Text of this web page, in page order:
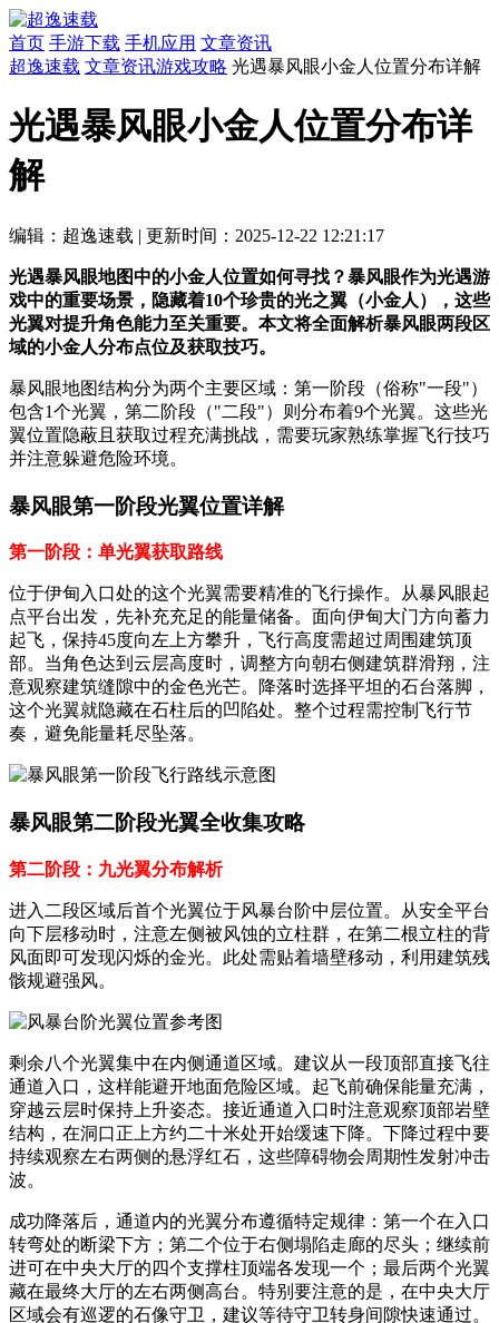
首页 手游下载 手机应用 文章资讯
超逸速载 文章资讯游戏攻略 光遇暴风眼小金人位置分布详解
光遇暴风眼小金人位置分布详
解
编辑：超逸速载 | 更新时间：2025-12-22 12:21:17
光遇暴风眼地图中的小金人位置如何寻找？暴风眼作为光遇游
戏中的重要场景，隐藏着10个珍贵的光之翼（小金人），这些
光翼对提升角色能力至关重要。本文将全面解析暴风眼两段区
域的小金人分布点位及获取技巧。
暴风眼地图结构分为两个主要区域：第一阶段（俗称"一段"）
包含1个光翼，第二阶段（"二段"）则分布着9个光翼。这些光
翼位置隐蔽且获取过程充满挑战，需要玩家熟练掌握飞行技巧
并注意躲避危险环境。
暴风眼第一阶段光翼位置详解
第一阶段：单光翼获取路线
位于伊甸入口处的这个光翼需要精准的飞行操作。从暴风眼起
点平台出发，先补充充足的能量储备。面向伊甸大门方向蓄力
起飞，保持45度向左上方攀升，飞行高度需超过周围建筑顶
部。当角色达到云层高度时，调整方向朝右侧建筑群滑翔，注
意观察建筑缝隙中的金色光芒。降落时选择平坦的石台落脚，
这个光翼就隐藏在石柱后的凹陷处。整个过程需控制飞行节
奏，避免能量耗尽坠落。
暴风眼第二阶段光翼全收集攻略
第二阶段：九光翼分布解析
进入二段区域后首个光翼位于风暴台阶中层位置。从安全平台
向下层移动时，注意左侧被风蚀的立柱群，在第二根立柱的背
风面即可发现闪烁的金光。此处需贴着墙壁移动，利用建筑残
骸规避强风。
剩余八个光翼集中在内侧通道区域。建议从一段顶部直接飞往
通道入口，这样能避开地面危险区域。起飞前确保能量充满，
穿越云层时保持上升姿态。接近通道入口时注意观察顶部岩壁
结构，在洞口正上方约二十米处开始缓速下降。下降过程中要
持续观察左右两侧的悬浮红石，这些障碍物会周期性发射冲击
波。
成功降落后，通道内的光翼分布遵循特定规律：第一个在入口
转弯处的断梁下方；第二个位于右侧塌陷走廊的尽头；继续前
进可在中央大厅的四个支撑柱顶端各发现一个；最后两个光翼
藏在最终大厅的左右两侧高台。特别要注意的是，在中央大厅
区域会有巡逻的石像守卫，建议等待守卫转身间隙快速通过。